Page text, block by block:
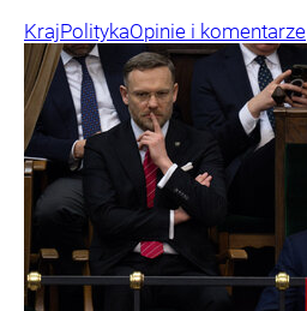
KrajPolitykaOpinie i komentarze